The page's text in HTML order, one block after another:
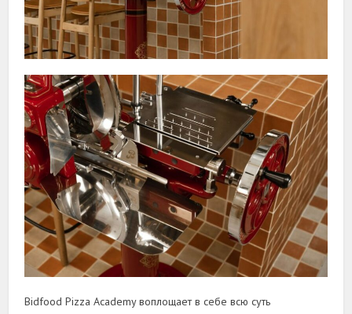
Bidfood Pizza Academy воплощает в себе всю суть